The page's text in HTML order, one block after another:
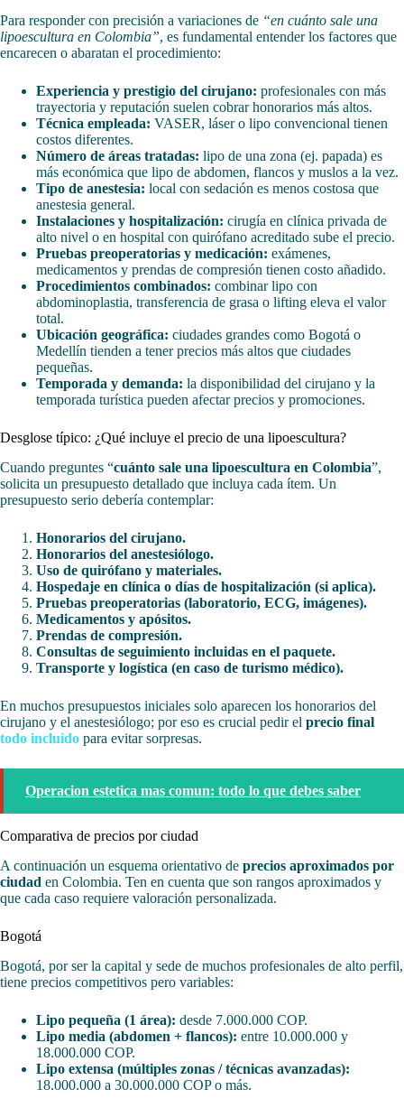
Para responder con precisión a variaciones de “en cuánto sale una
lipoescultura en Colombia”, es fundamental entender los factores que
encarecen o abaratan el procedimiento:
Experiencia y prestigio del cirujano: profesionales con más
trayectoria y reputación suelen cobrar honorarios más altos.
Técnica empleada: VASER, láser o lipo convencional tienen
costos diferentes.
Número de áreas tratadas: lipo de una zona (ej. papada) es
más económica que lipo de abdomen, flancos y muslos a la vez.
Tipo de anestesia: local con sedación es menos costosa que
anestesia general.
Instalaciones y hospitalización: cirugía en clínica privada de
alto nivel o en hospital con quirófano acreditado sube el precio.
Pruebas preoperatorias y medicación: exámenes,
medicamentos y prendas de compresión tienen costo añadido.
Procedimientos combinados: combinar lipo con
abdominoplastia, transferencia de grasa o lifting eleva el valor
total.
Ubicación geográfica: ciudades grandes como Bogotá o
Medellín tienden a tener precios más altos que ciudades
pequeñas.
Temporada y demanda: la disponibilidad del cirujano y la
temporada turística pueden afectar precios y promociones.
Desglose típico: ¿Qué incluye el precio de una lipoescultura?
Cuando preguntes “cuánto sale una lipoescultura en Colombia”,
solicita un presupuesto detallado que incluya cada ítem. Un
presupuesto serio debería contemplar:
Honorarios del cirujano.
Honorarios del anestesiólogo.
Uso de quirófano y materiales.
Hospedaje en clínica o días de hospitalización (si aplica).
Pruebas preoperatorias (laboratorio, ECG, imágenes).
Medicamentos y apósitos.
Prendas de compresión.
Consultas de seguimiento incluidas en el paquete.
Transporte y logística (en caso de turismo médico).
En muchos presupuestos iniciales solo aparecen los honorarios del
cirujano y el anestesiólogo; por eso es crucial pedir el precio final
todo incluido para evitar sorpresas.
Operacion estetica mas comun: todo lo que debes saber
Comparativa de precios por ciudad
A continuación un esquema orientativo de precios aproximados por
ciudad en Colombia. Ten en cuenta que son rangos aproximados y
que cada caso requiere valoración personalizada.
Bogotá
Bogotá, por ser la capital y sede de muchos profesionales de alto perfil,
tiene precios competitivos pero variables:
Lipo pequeña (1 área): desde 7.000.000 COP.
Lipo media (abdomen + flancos): entre 10.000.000 y
18.000.000 COP.
Lipo extensa (múltiples zonas / técnicas avanzadas):
18.000.000 a 30.000.000 COP o más.